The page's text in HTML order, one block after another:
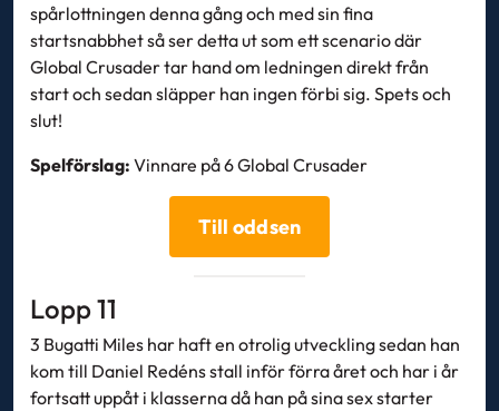
spårlottningen denna gång och med sin fina
startsnabbhet så ser detta ut som ett scenario där
Global Crusader tar hand om ledningen direkt från
start och sedan släpper han ingen förbi sig. Spets och
slut!
Spelförslag: Vinnare på 6 Global Crusader
Till oddsen
Lopp 11
3 Bugatti Miles har haft en otrolig utveckling sedan han
kom till Daniel Redéns stall inför förra året och har i år
fortsatt uppåt i klasserna då han på sina sex starter